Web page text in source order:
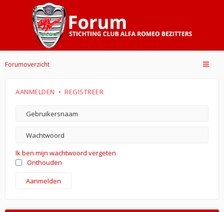
Forumoverzicht
AANMELDEN • REGISTREER
Ik ben mijn wachtwoord vergeten
Onthouden